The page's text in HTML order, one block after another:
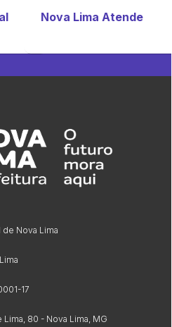
Nova Lima Atende
Nova Lima
17
Lima, 80 - Nova Lima, MG